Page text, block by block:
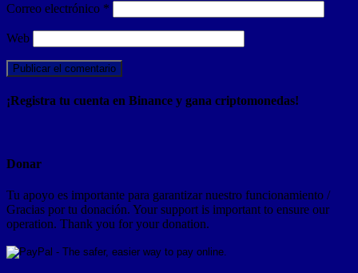
Correo electrónico *
Web
¡Registra tu cuenta en Binance y gana criptomonedas!
Donar
Tu apoyo es importante para garantizar nuestro funcionamiento /
Gracias por tu donación. Your support is important to ensure our
operation. Thank you for your donation.